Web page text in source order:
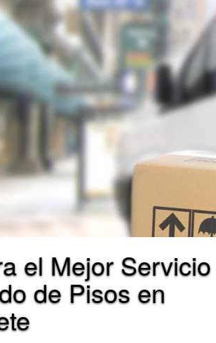
el Mejor Servicio
de Pisos en